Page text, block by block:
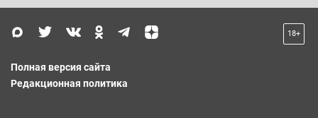
18+
Полная версия сайта
Редакционная политика